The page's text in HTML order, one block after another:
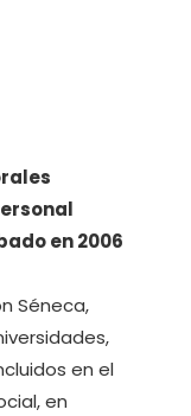
en 2006
Séneca,
en el
en